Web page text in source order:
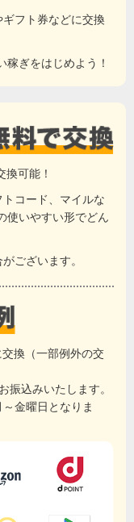
フト券などに交換
ぎをはじめよう！
可能！
コード、マイルな
使いやすい形でどん
ございます。
換（一部例外の交
振込みいたします。
金曜日となりま